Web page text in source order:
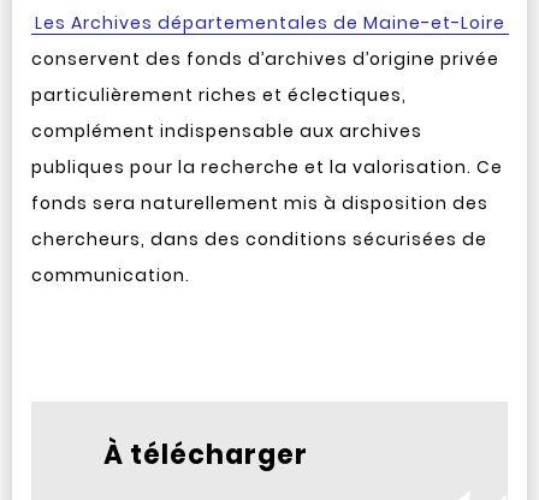
Les Archives départementales de Maine-et-Loire
conservent des fonds d’archives d’origine privée
particulièrement riches et éclectiques,
complément indispensable aux archives
publiques pour la recherche et la valorisation. Ce
fonds sera naturellement mis à disposition des
chercheurs, dans des conditions sécurisées de
communication.
À télécharger